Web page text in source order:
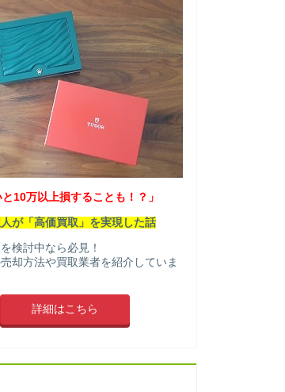
と10万以上損することも！？」
が「高価買取」を実現した話
検討中なら必見！
却方法や買取業者を紹介していま
詳細はこちら